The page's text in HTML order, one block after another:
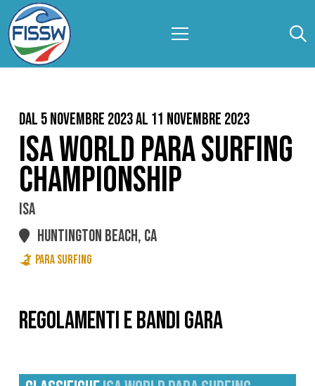
Dal 5 Novembre 2023 al 11 Novembre 2023
ISA WORLD PARA SURFING
CHAMPIONSHIP
ISA
HUNTINGTON BEACH, CA
PARA SURFING
REGOLAMENTI E BANDI GARA